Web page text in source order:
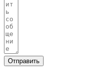
Отправить